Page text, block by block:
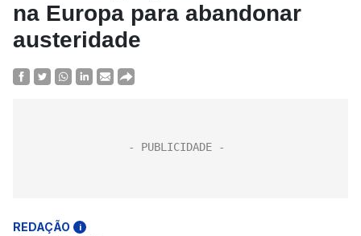
na Europa para abandonar
austeridade
REDAÇÃO i